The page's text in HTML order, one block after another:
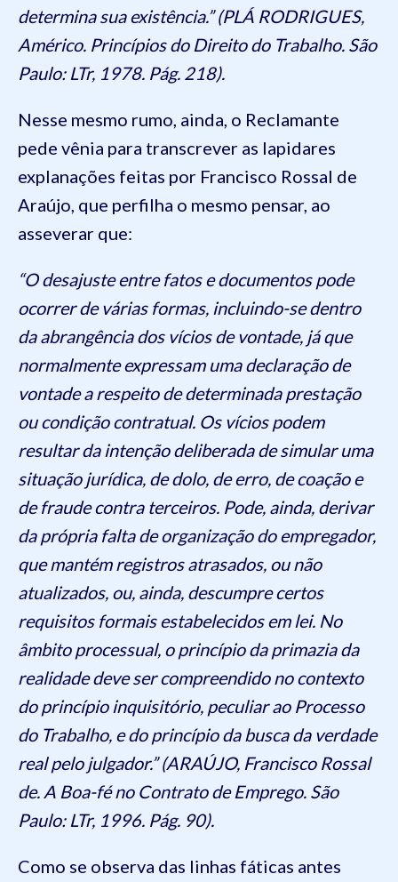
determina sua existência.” (PLÁ RODRIGUES,
Américo. Princípios do Direito do Trabalho. São
Paulo: LTr, 1978. Pág. 218).
Nesse mesmo rumo, ainda, o Reclamante
pede vênia para transcrever as lapidares
explanações feitas por Francisco Rossal de
Araújo, que perfilha o mesmo pensar, ao
asseverar que:
“O desajuste entre fatos e documentos pode
ocorrer de várias formas, incluindo-se dentro
da abrangência dos vícios de vontade, já que
normalmente expressam uma declaração de
vontade a respeito de determinada prestação
ou condição contratual. Os vícios podem
resultar da intenção deliberada de simular uma
situação jurídica, de dolo, de erro, de coação e
de fraude contra terceiros. Pode, ainda, derivar
da própria falta de organização do empregador,
que mantém registros atrasados, ou não
atualizados, ou, ainda, descumpre certos
requisitos formais estabelecidos em lei. No
âmbito processual, o princípio da primazia da
realidade deve ser compreendido no contexto
do princípio inquisitório, peculiar ao Processo
do Trabalho, e do princípio da busca da verdade
real pelo julgador.” (ARAÚJO, Francisco Rossal
de. A Boa-fé no Contrato de Emprego. São
Paulo: LTr, 1996. Pág. 90).
Como se observa das linhas fáticas antes